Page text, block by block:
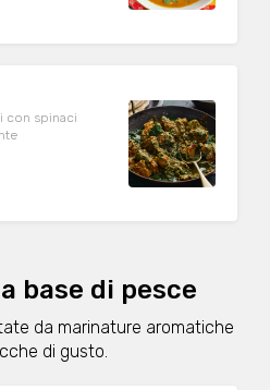
con spinaci
base di pesce
da marinature aromatiche
di gusto.